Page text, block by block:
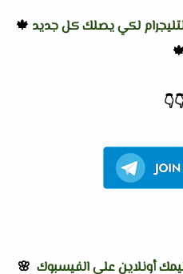
لكي يصلك كل جديد 🍁
👇
أونلاين على الفيسبوك 🌸